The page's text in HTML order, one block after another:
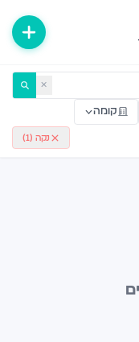
היחיד ✕
קומה
נקה ( 1
)